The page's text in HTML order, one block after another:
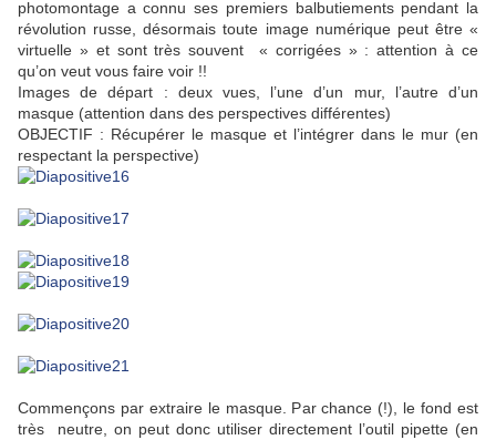
photomontage a connu ses premiers balbutiements pendant la
révolution russe, désormais toute image numérique peut être «
virtuelle » et sont très souvent « corrigées » : attention à ce
qu’on veut vous faire voir !!
Images de départ : deux vues, l’une d’un mur, l’autre d’un
masque (attention dans des perspectives différentes)
OBJECTIF : Récupérer le masque et l’intégrer dans le mur (en
respectant la perspective)
Commençons par extraire le masque. Par chance (!), le fond est
très neutre, on peut donc utiliser directement l’outil pipette (en